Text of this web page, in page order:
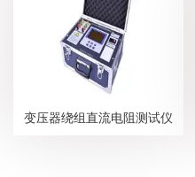
变压器绕组直流电阻测试仪